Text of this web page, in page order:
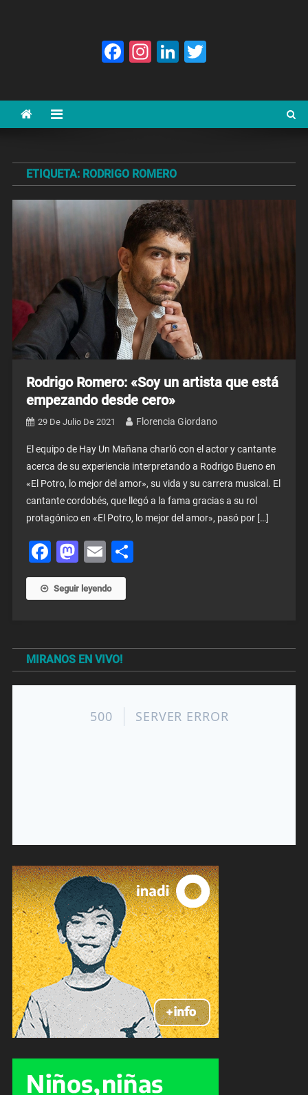
Facebook
Instagram
LinkedIn
ETIQUETA: RODRIGO ROMERO
Rodrigo Romero: «Soy un artista que está
empezando desde cero»
29 De Julio De 2021 Florencia Giordano
El equipo de Hay Un Mañana charló con el actor y cantante
acerca de su experiencia interpretando a Rodrigo Bueno en
«El Potro, lo mejor del amor», su vida y su carrera musical. El
cantante cordobés, que llegó a la fama gracias a su rol
protagónico en «El Potro, lo mejor del amor», pasó por […]
Facebook
Mastodon
EmailShare
Seguir leyendo
MIRANOS EN VIVO!